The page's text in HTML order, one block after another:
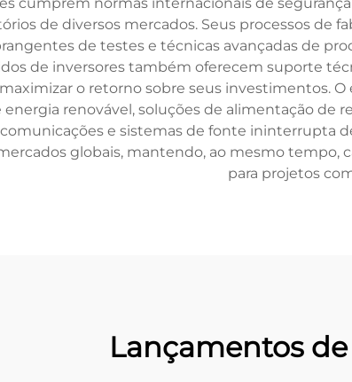
de diversos mercados. Seus processos de
de testes e técnicas avançadas de
de inversores também oferecem suporte
o retorno sobre seus investimentos.
renovável, soluções de alimentação de
e sistemas de fonte ininterrupta
globais, mantendo, ao mesmo tempo,
para projetos
Lançamentos